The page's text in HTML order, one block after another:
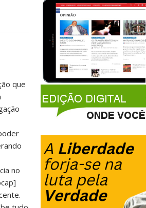
que
no